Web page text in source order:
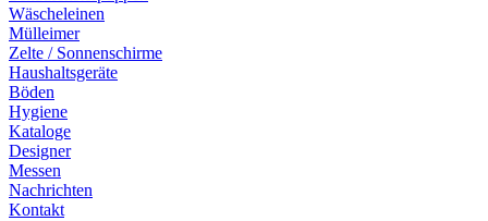
Wäscheleinen
Mülleimer
Zelte / Sonnenschirme
Haushaltsgeräte
Böden
Hygiene
Kataloge
Designer
Messen
Nachrichten
Kontakt